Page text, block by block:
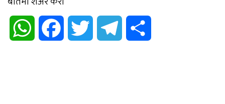
WhatsApp Facebook Twitter Telegram